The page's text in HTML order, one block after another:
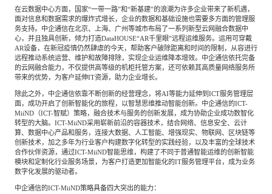
在云数据中心方面，国家“一带一路”和“新基建”的浪潮为许多企业带来了新机遇，
面对信息和数据需求的爆炸式增长，企业的数据和基础设施也需要多方面的管理服
务支持。中企通信在北京、上海、广州等城市布局了一系列新型云网融合数据中
心，并且独具创新，倾力打造DataHOUSE“AR千里眼”远程运维服务。运用可穿戴
AR设备，在新冠疫情仍然肆虐的今天，帮助客户破除距离和时间的限制，从容进行
远程推动系统运营、维护和故障排除，实现企业运维降本增效。中企通信依托完备
的云网融合能力，不仅提供高等级的机柜托管方案，还可依赖其高质量网络服务所
带来的优势，为客户延伸IT资源，助力企业增长。
除此之外，中企通信依靠不断创新的经营理念，将AI等能力延伸到ICT服务管理层
面，成功开启了创新智能化的旅程，以智慧思维推动智能创新。中企通信的ICT-
MiiND（ICT-智赋）策略，融合技术与服务的创新发展，成为协助企业成功数智化
转型的大脑。ICT-MiiND采用崭新前沿的容器技术，结合网络、信息安全、云计
算、数据中心产品和服务，连接大数据、人工智能、增强现实、物联网、区块链等
创新技术，加之多年为行业客户构建数字化转型的实践经验，以及丰富的全球技术
合作伙伴资源，通过ICT-MiiND智能思维，构建了不同于普通智能运维的创新智能
模块和定制化行业服务场景，为客户打造更加智能化的IT服务管理平台，成为业务
数字化发展的驱动者。
中企通信的ICT-MiiND策略具备四大突出的能力：